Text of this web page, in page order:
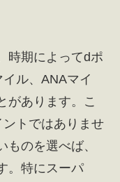
時期によってdポ
ル、ANAマイ
があります。こ
トではありませ
のを選べば、
。特にスーパ